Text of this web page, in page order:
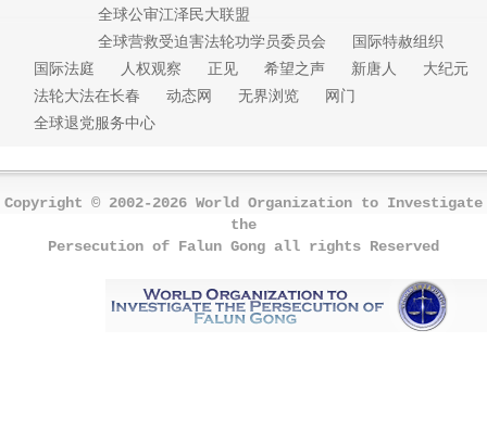
全球公审江泽民大联盟
全球营救受迫害法轮功学员委员会
国际特赦组织
国际法庭
人权观察 正见 希望之声 新唐人
大纪元
法轮大法在长春
动态网 无界浏览
网门
全球退党服务中心
Copyright © 2002-2026 World Organization to Investigate
the
Persecution of Falun Gong all rights Reserved